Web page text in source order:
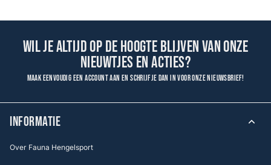
Wil je altijd op de hoogte blijven van onze
nieuwtjes en acties?
Maak eenvoudig een account aan en schrijf je dan in voor onze nieuwsbrief!
INFORMATIE
Over Fauna Hengelsport